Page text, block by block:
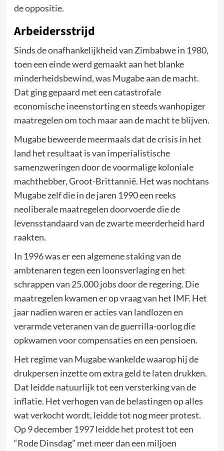
de oppositie.
Arbeidersstrijd
Sinds de onafhankelijkheid van Zimbabwe in 1980,
toen een einde werd gemaakt aan het blanke
minderheidsbewind, was Mugabe aan de macht.
Dat ging gepaard met een catastrofale
economische ineenstorting en steeds wanhopiger
maatregelen om toch maar aan de macht te blijven.
Mugabe beweerde meermaals dat de crisis in het
land het resultaat is van imperialistische
samenzweringen door de voormalige koloniale
machthebber, Groot-Brittannië. Het was nochtans
Mugabe zelf die in de jaren 1990 een reeks
neoliberale maatregelen doorvoerde die de
levensstandaard van de zwarte meerderheid hard
raakten.
In 1996 was er een algemene staking van de
ambtenaren tegen een loonsverlaging en het
schrappen van 25.000 jobs door de regering. Die
maatregelen kwamen er op vraag van het IMF. Het
jaar nadien waren er acties van landlozen en
verarmde veteranen van de guerrilla-oorlog die
opkwamen voor compensaties en een pensioen.
Het regime van Mugabe wankelde waarop hij de
drukpersen inzette om extra geld te laten drukken.
Dat leidde natuurlijk tot een versterking van de
inflatie. Het verhogen van de belastingen op alles
wat verkocht wordt, leidde tot nog meer protest.
Op 9 december 1997 leidde het protest tot een
“Rode Dinsdag” met meer dan een miljoen